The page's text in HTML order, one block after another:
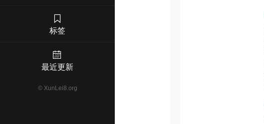
标签
最近更新
© XunLei8.org